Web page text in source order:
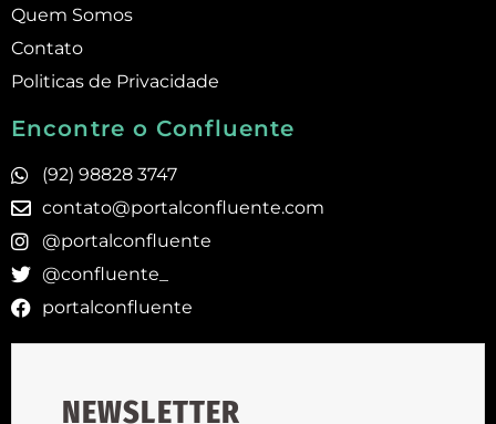
Quem Somos
Contato
Politicas de Privacidade
Encontre o Confluente
(92) 98828 3747
contato@portalconfluente.com
@portalconfluente
@confluente_
portalconfluente
NEWSLETTER